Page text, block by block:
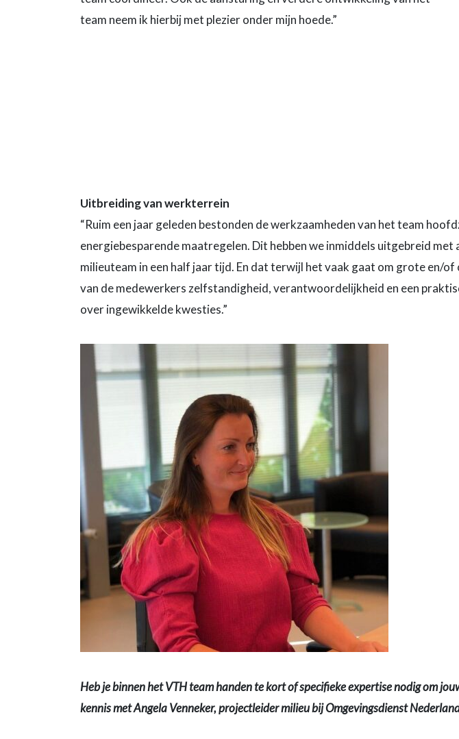
team neem ik hierbij met plezier onder mijn hoede.”
Uitbreiding van werkterrein
“Ruim een jaar geleden bestonden de werkzaamheden van het team
energiebesparende maatregelen. Dit hebben we inmiddels uitgebreid
milieuteam in een half jaar tijd. En dat terwijl het vaak gaat om grote en/
van de medewerkers zelfstandigheid, verantwoordelijkheid en een
over ingewikkelde kwesties.”
Heb je binnen het VTH team handen te kort of specifieke expertise nodig om
kennis met Angela Venneker, projectleider milieu bij Omgevingsdienst